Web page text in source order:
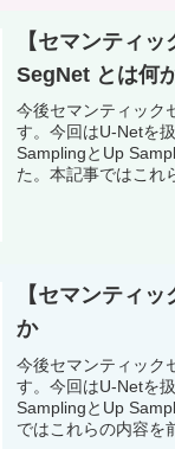
【セマンティ
SegNet とは何
今後セマンティック
す。今回はU-Netを
SamplingとUp
た。本記事ではこれ
【セマンティ
か
今後セマンティック
す。今回はU-Netを
SamplingとUp
ではこれらの内容を